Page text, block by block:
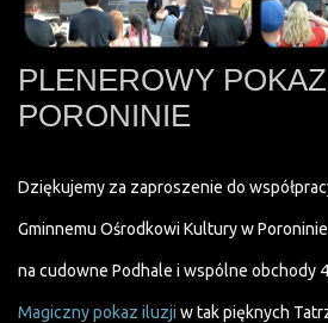
PLENEROWY
PORONINIE
Dziękujemy za zaproszenie do
Gminnemu Ośrodkowi Kultury w Poroninie
na cudowne Podhale i wspólne obchody
Magiczny pokaz iluzji w tak pięknych